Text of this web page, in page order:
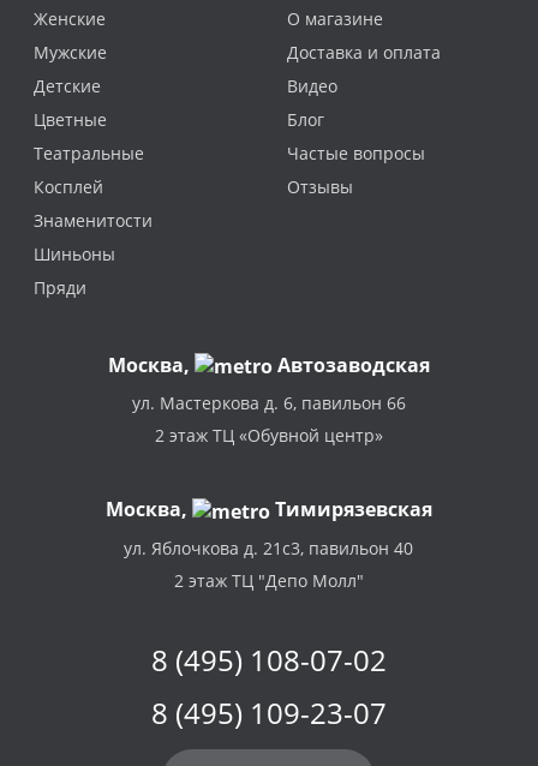
Женские
Мужские
Детские
Цветные
Театральные
Косплей
Знаменитости
Шиньоны
Пряди
О магазине
Доставка и оплата
Видео
Блог
Частые вопросы
Отзывы
Москва, Автозаводская
ул. Мастеркова д. 6, павильон 66
2 этаж ТЦ «Обувной центр»
Москва, Тимирязевская
ул. Яблочкова д. 21с3, павильон 40
2 этаж ТЦ "Депо Молл"
8 (495) 108-07-02
8 (495) 109-23-07